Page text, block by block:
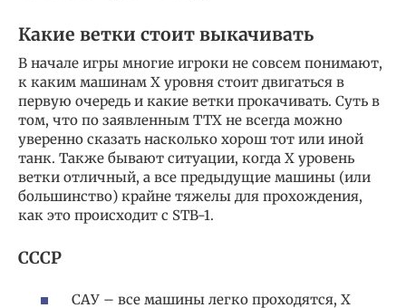
Какие ветки стоит выкачивать
В начале игры многие игроки не совсем понимают,
к каким машинам Х уровня стоит двигаться в
первую очередь и какие ветки прокачивать. Суть в
том, что по заявленным ТТХ не всегда можно
уверенно сказать насколько хорош тот или иной
танк. Также бывают ситуации, когда Х уровень
ветки отличный, а все предыдущие машины (или
большинство) крайне тяжелы для прохождения,
как это происходит с STB-1.
СССР
САУ – все машины легко проходятся, Х